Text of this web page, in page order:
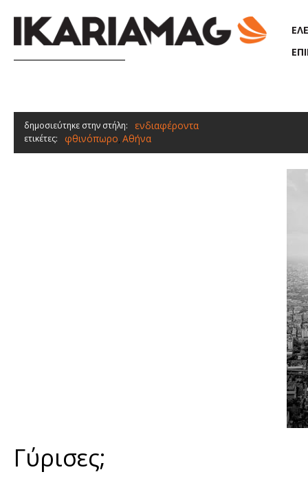
δημοσιεύτηκε στην στήλη: ενδιαφέροντα
ετικέτες: φθινόπωρο, Αθήνα
Γύρισες;